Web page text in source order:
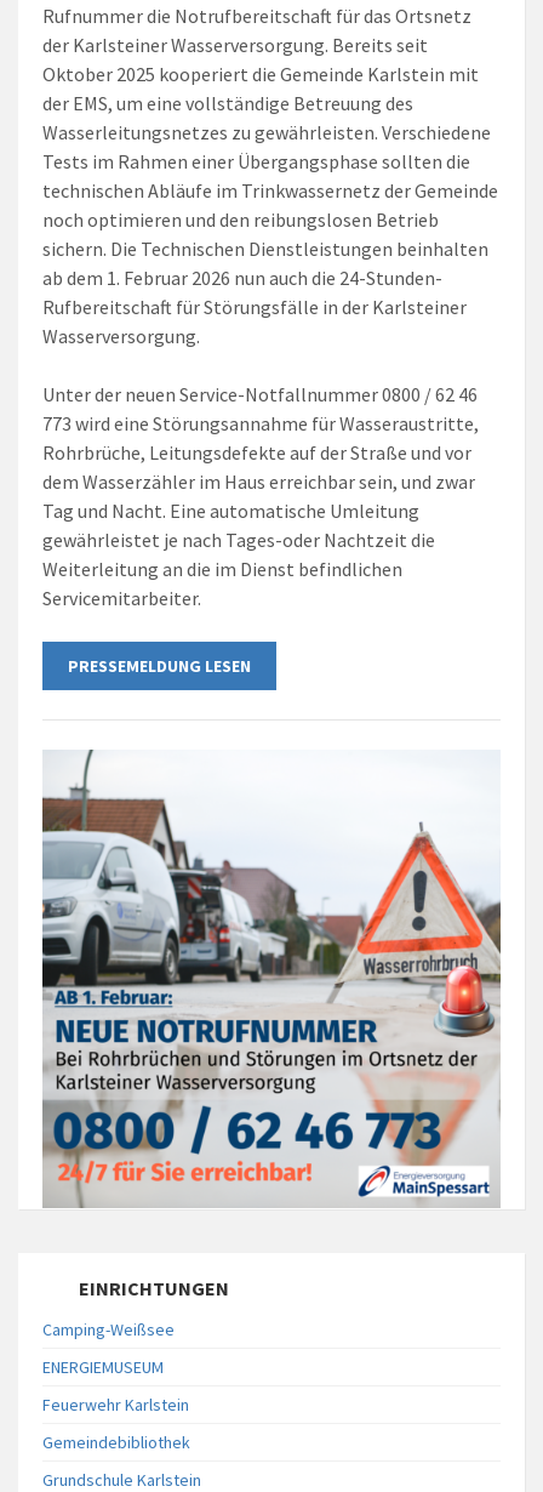
Rufnummer die Notrufbereitschaft für das Ortsnetz
der Karlsteiner Wasserversorgung. Bereits seit
Oktober 2025 kooperiert die Gemeinde Karlstein mit
der EMS, um eine vollständige Betreuung des
Wasserleitungsnetzes zu gewährleisten. Verschiedene
Tests im Rahmen einer Übergangsphase sollten die
technischen Abläufe im Trinkwassernetz der Gemeinde
noch optimieren und den reibungslosen Betrieb
sichern. Die Technischen Dienstleistungen beinhalten
ab dem 1. Februar 2026 nun auch die 24-Stunden-
Rufbereitschaft für Störungsfälle in der Karlsteiner
Wasserversorgung.
Unter der neuen Service-Notfallnummer 0800 / 62 46
773 wird eine Störungsannahme für Wasseraustritte,
Rohrbrüche, Leitungsdefekte auf der Straße und vor
dem Wasserzähler im Haus erreichbar sein, und zwar
Tag und Nacht. Eine automatische Umleitung
gewährleistet je nach Tages-oder Nachtzeit die
Weiterleitung an die im Dienst befindlichen
Servicemitarbeiter.
PRESSEMELDUNG LESEN
EINRICHTUNGEN
Camping-Weißsee
ENERGIEMUSEUM
Feuerwehr Karlstein
Gemeindebibliothek
Grundschule Karlstein